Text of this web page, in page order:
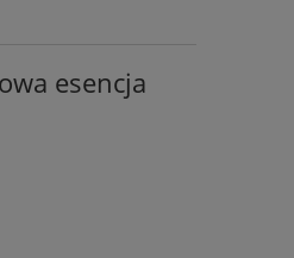
esencja